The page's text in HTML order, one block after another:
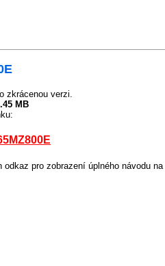
zkrácenou verzi.
MB
pro zobrazení úplného návodu